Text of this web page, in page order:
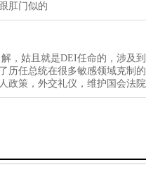
肛门似的
，姑且就是DEI任命的，涉及
历任总统在很多敏感领域克制
政策，外交礼仪，维护国会法